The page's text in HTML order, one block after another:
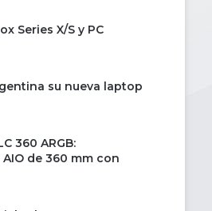
Series X/S y PC
su nueva laptop
360 ARGB:
de 360 mm con